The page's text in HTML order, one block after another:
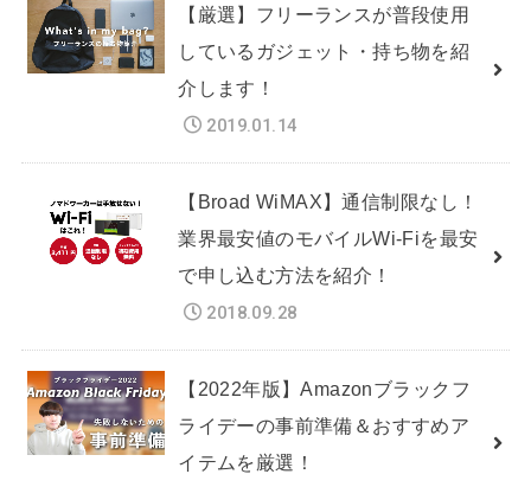
【厳選】フリーランスが普段使用
しているガジェット・持ち物を紹
介します！
2019.01.14
【Broad WiMAX】通信制限なし！
業界最安値のモバイルWi-Fiを最安
で申し込む方法を紹介！
2018.09.28
【2022年版】Amazonブラックフ
ライデーの事前準備＆おすすめア
イテムを厳選！